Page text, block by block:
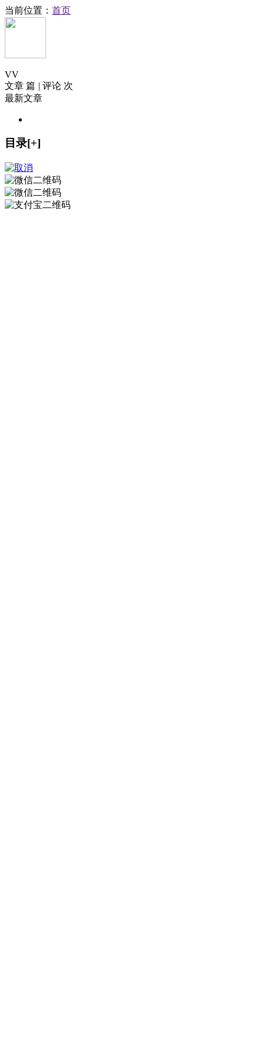
当前位置： 首页
VV
文章 篇 | 评论 次
最新文章
目录[+]